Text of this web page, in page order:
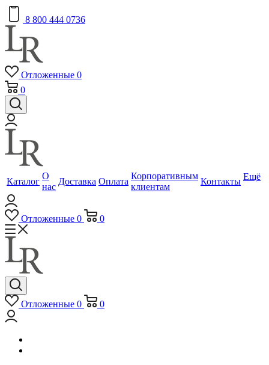
8 800 444 0736
Отложенные 0
0
Каталог
О
нас
Доставка Оплата
Корпоративным
клиентам
Контакты Ещё
Отложенные 0 0
Отложенные 0 0